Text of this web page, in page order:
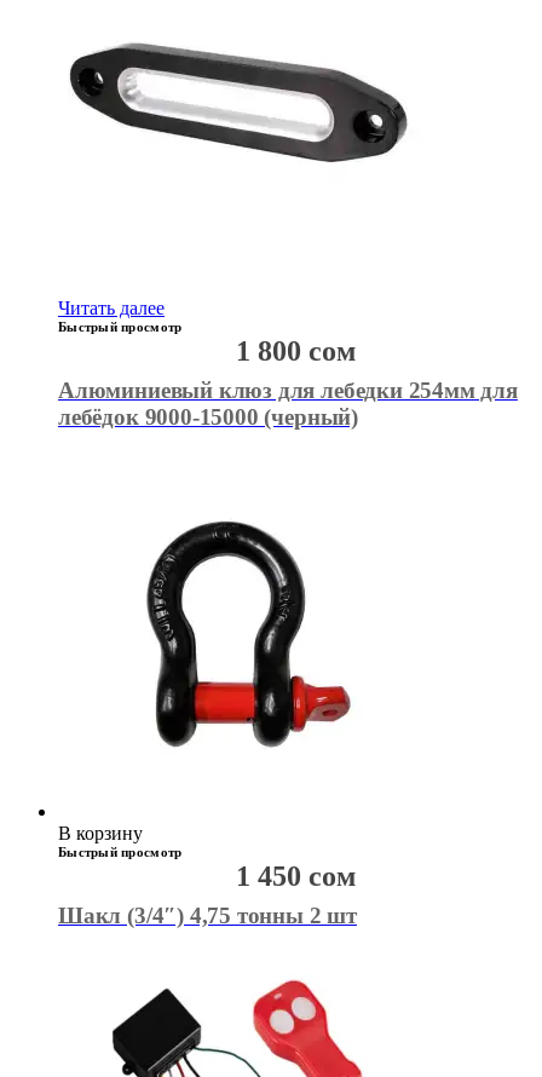
Читать далее
Быстрый просмотр
Алюминиевый клюз для лебедки 254мм для
лебёдок 9000-15000 (черный)
1 800 сом
В корзину
Быстрый просмотр
Шакл (3/4″) 4,75 тонны 2 шт
1 450 сом